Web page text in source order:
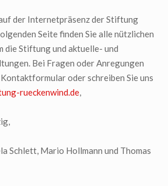
der Internetpräsenz der Stiftung
Seite finden Sie alle nützlichen
die Stiftung und aktuelle- und
Bei Fragen oder Anregungen
oder schreiben Sie uns
rueckenwind.de,
Schlett, Mario Hollmann und Thomas